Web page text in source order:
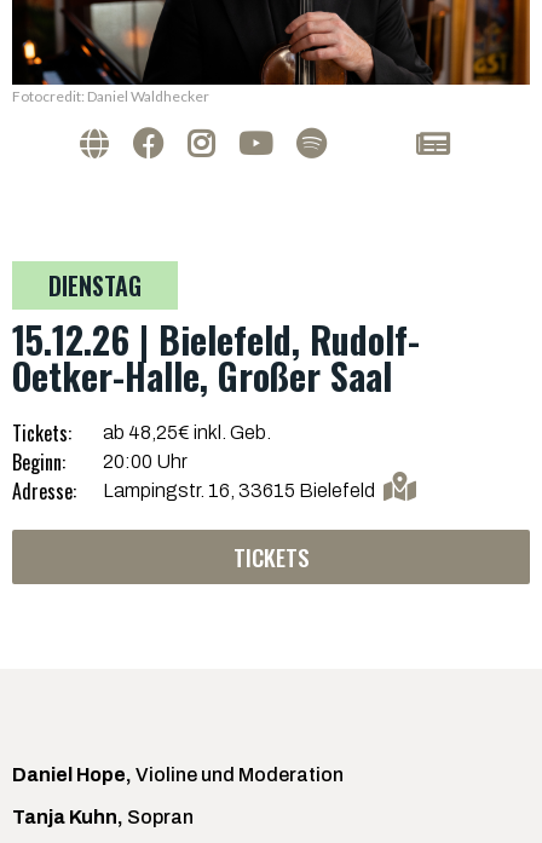
Fotocredit: Daniel Waldhecker
DIENSTAG
15.12.26 | Bielefeld, Rudolf-
Oetker-Halle, Großer Saal
Tickets: ab 48,25€ inkl. Geb.
Beginn: 20:00 Uhr
Adresse: Lampingstr. 16, 33615 Bielefeld
TICKETS
Daniel Hope, Violine und Moderation
Tanja Kuhn, Sopran